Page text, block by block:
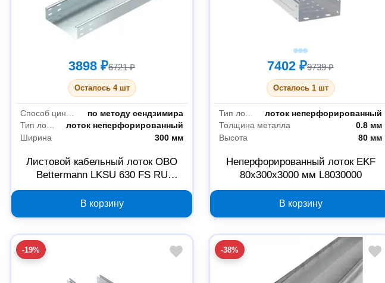
3898 ₽6721 ₽
Осталось 4 шт
по методу сендзимира
Тип лотка
лоток неперфорированный
Ширина
300 мм
Листовой кабельный лоток OBO
Bettermann LKSU 630 FS RU
60х300х3000 мм 6048948
В корзину
7402 ₽9739 ₽
Осталось 1 шт
лоток неперфорированный
Толщина металла
0.8 мм
Высота
80 мм
Неперфорированный лоток EKF
80х300х3000 мм L8030000
В корзину
-19% -38%